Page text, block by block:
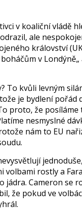
v koaliční vládě
ale
království
v
To kvůli levným
je bydlení pořád
proto, že
nesmyslné
nám to EU
volbami rostly a
jádra. Cameron se
že pokud ve